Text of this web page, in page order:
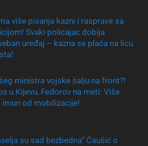
više pisanja kazni i rasprave sa
Svaki policajac dobija
uređaj – kazna se plaća na licu
ministra vojske šalju na front?!
u Kijevu, Fedorov na meti: Više
imun od mobilizacije!
su sad bezbedna“ Čaušić o